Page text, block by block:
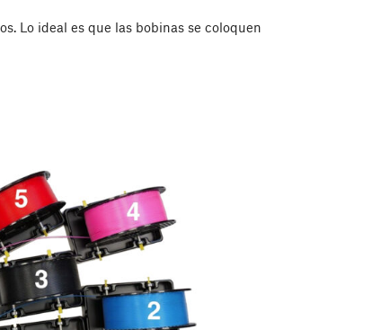
Lo ideal es que las bobinas se coloquen